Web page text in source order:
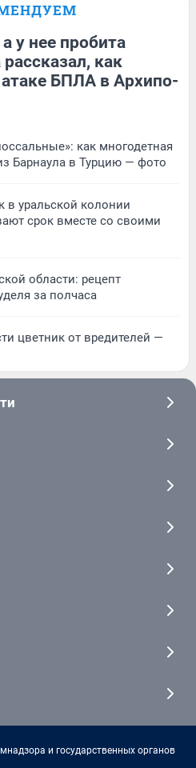
у нее пробита
как
БПЛА в Архипо-
как многодетная
Барнаула в Турцию — фото
в уральской колонии
срок вместе со своими
области: рецепт
за полчаса
цветник от вредителей —
и государственных органов